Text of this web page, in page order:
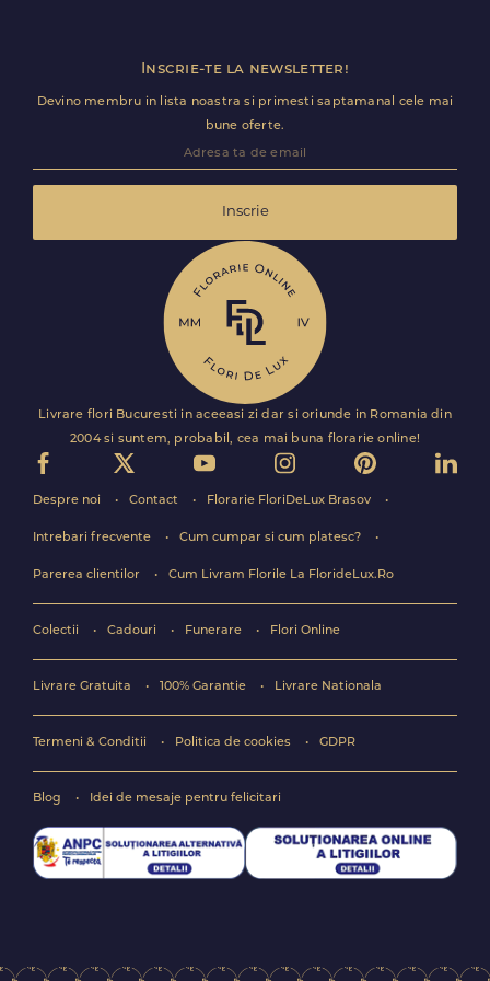
Inscrie-te la newsletter!
Devino membru in lista noastra si primesti saptamanal cele mai
bune oferte.
Inscrie
Livrare flori Bucuresti in aceeasi zi dar si oriunde in Romania din
2004 si suntem, probabil, cea mai buna florarie online!
Despre noi Contact Florarie FloriDeLux Brasov
Intrebari frecvente Cum cumpar si cum platesc?
Parerea clientilor Cum Livram Florile La FlorideLux.Ro
Colectii Cadouri Funerare Flori Online
Livrare Gratuita 100% Garantie Livrare Nationala
Termeni & Conditii Politica de cookies GDPR
Blog Idei de mesaje pentru felicitari